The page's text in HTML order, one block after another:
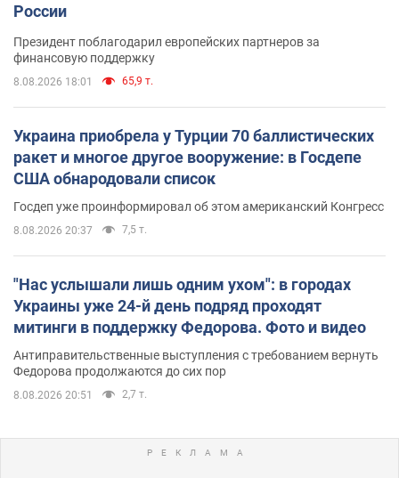
России
Президент поблагодарил европейских партнеров за
финансовую поддержку
8.08.2026 18:01 65,9 т.
Украина приобрела у Турции 70 баллистических
ракет и многое другое вооружение: в Госдепе
США обнародовали список
Госдеп уже проинформировал об этом американский Конгресс
8.08.2026 20:37 7,5 т.
"Нас услышали лишь одним ухом": в городах
Украины уже 24-й день подряд проходят
митинги в поддержку Федорова. Фото и видео
Антиправительственные выступления с требованием вернуть
Федорова продолжаются до сих пор
8.08.2026 20:51 2,7 т.